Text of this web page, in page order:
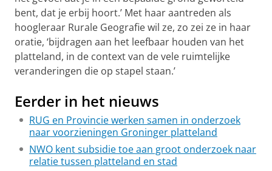
bent, dat je erbij hoort.’ Met haar aantreden als
hoogleraar Rurale Geografie wil ze, zo zei ze in haar
oratie, ‘bijdragen aan het leefbaar houden van het
platteland, in de context van de vele ruimtelijke
veranderingen die op stapel staan.’
Eerder in het nieuws
RUG en Provincie werken samen in onderzoek
naar voorzieningen Groninger platteland
NWO kent subsidie toe aan groot onderzoek naar
relatie tussen platteland en stad